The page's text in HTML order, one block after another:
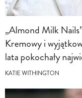
„Almond Milk
Kremowy i
lata pokochały
KATIE WITHINGTON